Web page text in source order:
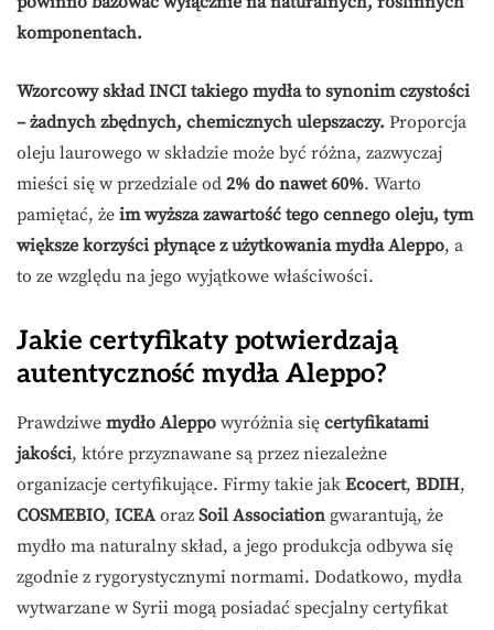
komponentach.
Wzorcowy skład INCI takiego mydła to synonim czystości
– żadnych zbędnych, chemicznych ulepszaczy. Proporcja
oleju laurowego w składzie może być różna, zazwyczaj
mieści się w przedziale od 2% do nawet 60%. Warto
pamiętać, że im wyższa zawartość tego cennego oleju, tym
większe korzyści płynące z użytkowania mydła Aleppo, a
to ze względu na jego wyjątkowe właściwości.
Jakie certyfikaty potwierdzają
autentyczność mydła Aleppo?
Prawdziwe mydło Aleppo wyróżnia się certyfikatami
jakości, które przyznawane są przez niezależne
organizacje certyfikujące. Firmy takie jak Ecocert, BDIH,
COSMEBIO, ICEA oraz Soil Association gwarantują, że
mydło ma naturalny skład, a jego produkcja odbywa się
zgodnie z rygorystycznymi normami. Dodatkowo, mydła
wytwarzane w Syrii mogą posiadać specjalny certyfikat